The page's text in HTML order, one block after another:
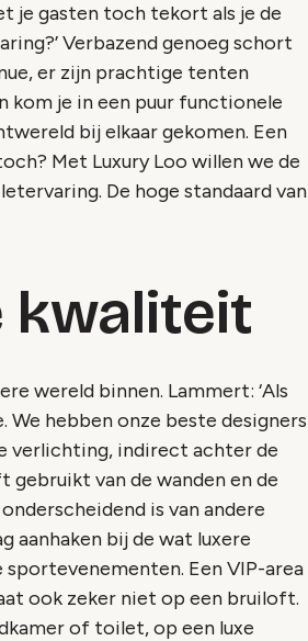
je gasten toch tekort als je de
Verbazend genoeg schort
er zijn prachtige tenten
kom je in een puur functionele
bij elkaar gekomen. Een
Met Luxury Loo willen we de
De hoge standaard van
kwaliteit
wereld binnen. Lammert: ‘Als
hebben onze beste designers
verlichting, indirect achter de
gebruikt van de wanden en de
is van andere
aanhaken bij de wat luxere
Een VIP-area
ook zeker niet op een bruiloft.
of toilet, op een luxe